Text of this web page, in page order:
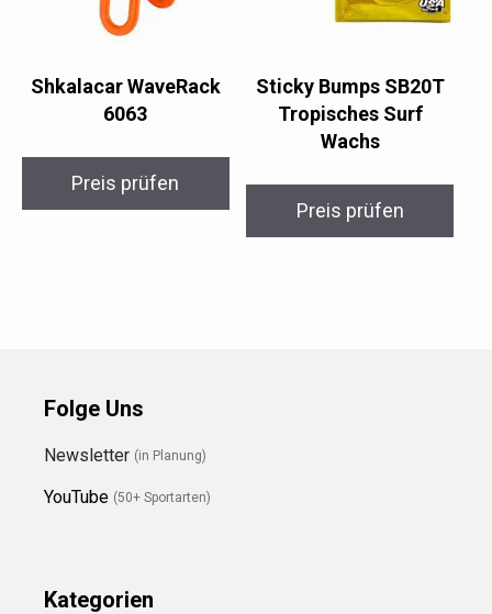
Shkalacar WaveRack
6063
Preis prüfen
Sticky Bumps SB20T
Tropisches Surf
Wachs
Preis prüfen
Folge Uns
Newsletter (in Planung)
YouTube (50+ Sportarten)
Kategorien